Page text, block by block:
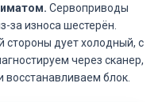
Сервоприводы
за износа шестерён.
стороны дует холодный, с
через сканер,
блок.